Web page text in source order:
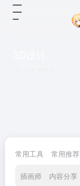
常用工具 常用推荐
插画师 内容分享